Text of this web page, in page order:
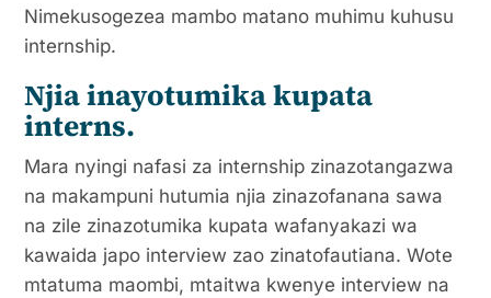
Nimekusogezea mambo matano muhimu kuhusu
internship.
Njia inayotumika kupata
interns.
Mara nyingi nafasi za internship zinazotangazwa
na makampuni hutumia njia zinazofanana sawa
na zile zinazotumika kupata wafanyakazi wa
kawaida japo interview zao zinatofautiana. Wote
mtatuma maombi, mtaitwa kwenye interview na